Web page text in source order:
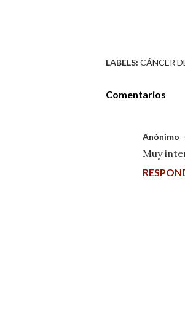
LABELS: CÁNCER
Comentarios
Anónimo
Muy